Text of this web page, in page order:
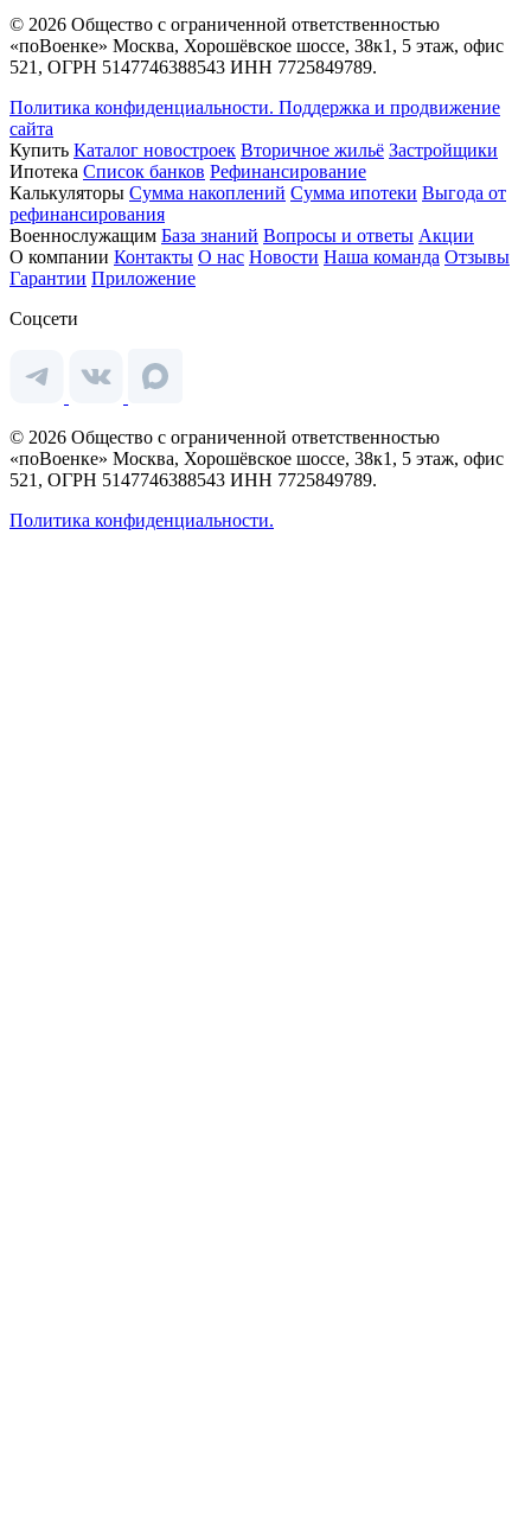
© 2026 Общество с ограниченной ответственностью
«поВоенке» Москва, Хорошёвское шоссе, 38к1, 5 этаж, офис
521, ОГРН 5147746388543 ИНН 7725849789.
Политика конфиденциальности. Поддержка и продвижение
сайта
Купить Каталог новостроек Вторичное жильё Застройщики
Ипотека Список банков Рефинансирование
Калькуляторы Сумма накоплений Сумма ипотеки Выгода от
рефинансирования
Военнослужащим База знаний Вопросы и ответы Акции
О компании Контакты О нас Новости Наша команда Отзывы
Гарантии Приложение
Соцсети
© 2026 Общество с ограниченной ответственностью
«поВоенке» Москва, Хорошёвское шоссе, 38к1, 5 этаж, офис
521, ОГРН 5147746388543 ИНН 7725849789.
Политика конфиденциальности.